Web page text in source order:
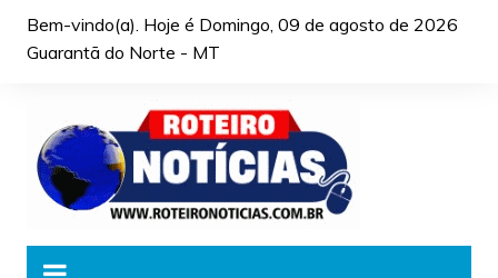
Bem-vindo(a). Hoje é Domingo, 09 de agosto de 2026
Guarantã do Norte - MT